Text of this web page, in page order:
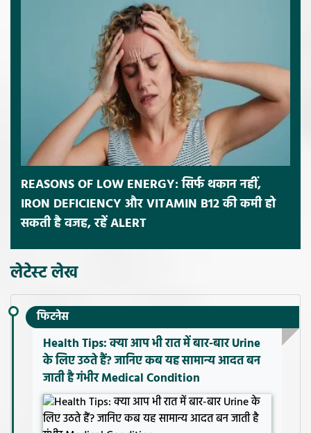
REASONS OF LOW ENERGY: सिर्फ थकान नहीं,
IRON DEFICIENCY और VITAMIN B12 की कमी हो
सकती है वजह, रहें ALERT
लेटेस्ट लेख
फिटनेस
Health Tips: क्या आप भी रात में बार-बार Urine
के लिए उठते हैं? जानिए कब यह सामान्य आदत बन
जाती है गंभीर Medical Condition